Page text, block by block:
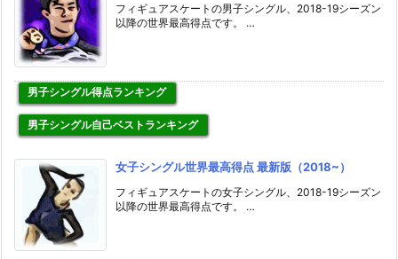
フィギュアスケートの男子シングル、2018-19シーズン
以降の世界最高得点です。 …
男子シングル得点ランキング
男子シングル自己ベストランキング
女子シングル世界最高得点 最新版（2018~）
フィギュアスケートの女子シングル、2018-19シーズン
以降の世界最高得点です。 …